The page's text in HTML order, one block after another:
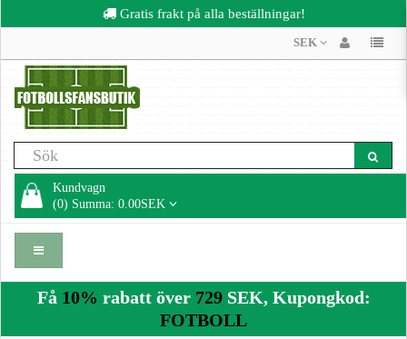
Gratis frakt på alla beställningar!
SEK
Kundvagn
(0) Summa: 0.00SEK
Få 10% rabatt över 729SEK, Kupongkod:
FOTBOLL